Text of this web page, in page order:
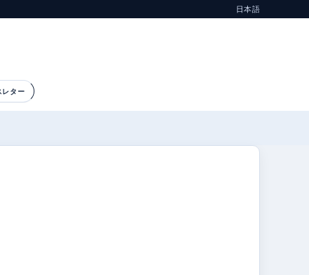
日本語
レター